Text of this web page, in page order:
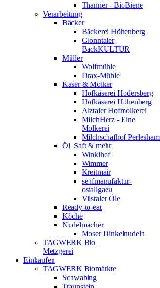
Thanner - BioBiene
Verarbeitung
Bäcker
Bäckerei Höhenberg
Glonntaler
BackKULTUR
Müller
Wolfmühle
Drax-Mühle
Käser & Molker
Hofkäserei Hodersberg
Hofkäserei Höhenberg
Alztaler Hofmolkerei
MilchHerz - Eine
Molkerei
Milchschafhof Perlesham
Öl, Saft & mehr
Winklhof
Wimmer
Kreitmair
senfmanufaktur-
ostallgaeu
Vilstaler Öle
Ready-to-eat
Köche
Nudelmacher
Moser Dinkelnudeln
TAGWERK Bio
Metzgerei
Einkaufen
TAGWERK Biomärkte
Schwabing
Traunstein